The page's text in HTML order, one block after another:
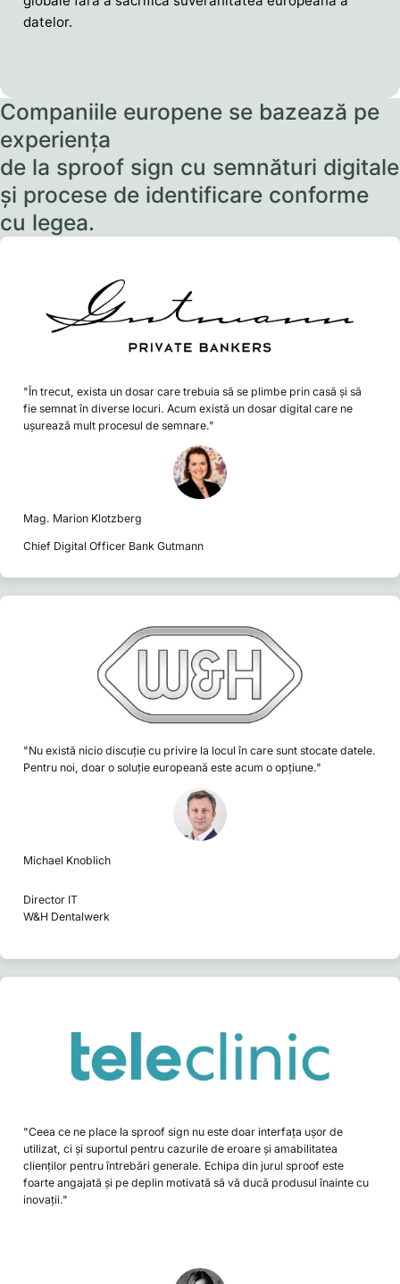
datelor.
Companiile europene se bazează pe
experiența
de la sproof sign cu semnături digitale
și procese de identificare conforme
cu legea.
"În trecut, exista un dosar care trebuia să se plimbe prin casă și să
fie semnat în diverse locuri. Acum există un dosar digital care ne
ușurează mult procesul de semnare."
Mag. Marion Klotzberg
Chief Digital Officer Bank Gutmann
"Nu există nicio discuție cu privire la locul în care sunt stocate datele.
Pentru noi, doar o soluție europeană este acum o opțiune."
Michael Knoblich
Director IT
W&H Dentalwerk
"Ceea ce ne place la sproof sign nu este doar interfața ușor de
utilizat, ci și suportul pentru cazurile de eroare și amabilitatea
clienților pentru întrebări generale. Echipa din jurul sproof este
foarte angajată și pe deplin motivată să vă ducă produsul înainte cu
inovații."